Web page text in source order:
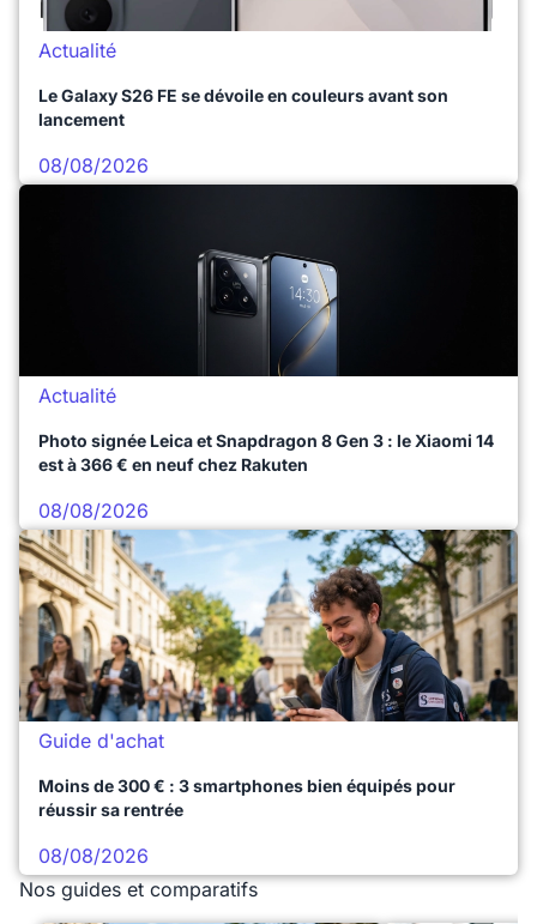
Actualité
Le Galaxy S26 FE se dévoile en couleurs avant son
lancement
08/08/2026
Actualité
Photo signée Leica et Snapdragon 8 Gen 3 : le Xiaomi 14
est à 366 € en neuf chez Rakuten
08/08/2026
Guide d'achat
Moins de 300 € : 3 smartphones bien équipés pour
réussir sa rentrée
08/08/2026
Nos guides et comparatifs